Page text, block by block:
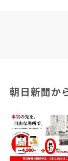
朝日新聞か